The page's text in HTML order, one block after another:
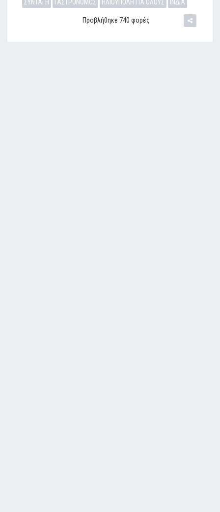
ΣΥΝΤΑΓΗ ΓΑΣΤΡΟΝΟΜΟΣ ΗΛΙΟΥΠΟΛΗ ΓΙΑ ΟΛΟΥΣ ΙΝΔΙΑ
Προβλήθηκε 740 φορές